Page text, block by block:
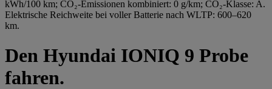
kWh/100 km; CO₂-Emissionen kombiniert: 0 g/km; CO₂-Klasse: A.
Elektrische Reichweite bei voller Batterie nach WLTP: 600–620
km.
Den Hyundai IONIQ 9 Probe
fahren.